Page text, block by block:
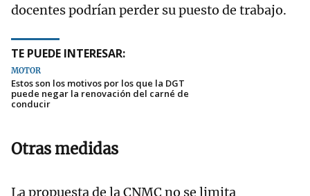
docentes podrían perder su puesto de trabajo.
TE PUEDE INTERESAR:
MOTOR
Estos son los motivos por los que la DGT
puede negar la renovación del carné de
conducir
Otras medidas
La propuesta de la CNMC no se limita